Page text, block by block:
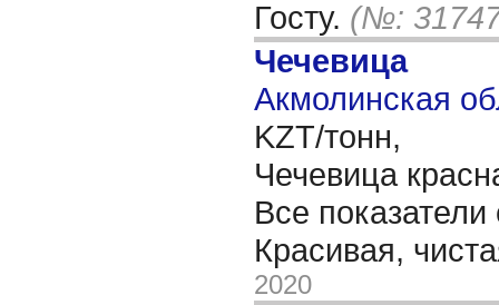
Госту. (№:
Чечевица
Акмолинская
KZT/тонн,
Чечевица
Все показатели
Красивая,
2020